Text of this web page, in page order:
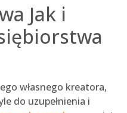
Jak i
własnego kreatora,
do uzupełnienia i